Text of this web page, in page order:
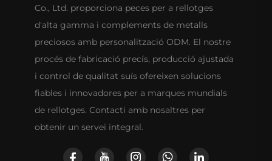
Co., Ltd. proporciona peces per a rellotges
d'alta gamma i complements de metalls
preciosos amb personalització ODM. El nostre
procés de fabricació precís, producció ajustada
i control de qualitat suís ofereixen solucions
fiables i innovadores per a marques mundials
de rellotges. Contacti amb nosaltres per
obtenir un servei integral.